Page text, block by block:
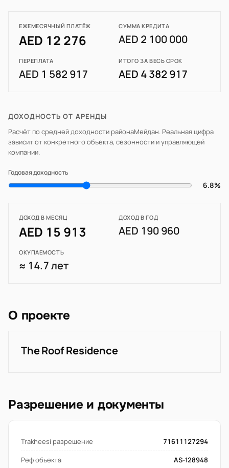
ЕЖЕМЕСЯЧНЫЙ ПЛАТЁЖ
AED 12 276
СУММА КРЕДИТА
AED 2 100 000
ПЕРЕПЛАТА
AED 1 582 917
ИТОГО ЗА ВЕСЬ СРОК
AED 4 382 917
ДОХОДНОСТЬ ОТ АРЕНДЫ
Расчёт по средней доходности районаМейдан. Реальная цифра
зависит от конкретного объекта, сезонности и управляющей
компании.
Годовая доходность
6.8%
ДОХОД В МЕСЯЦ
AED 15 913
ДОХОД В ГОД
AED 190 960
ОКУПАЕМОСТЬ
≈ 14.7 лет
О проекте
The Roof Residence
Разрешение и документы
Trakheesi разрешение
71611127294
Реф объекта
AS-128948